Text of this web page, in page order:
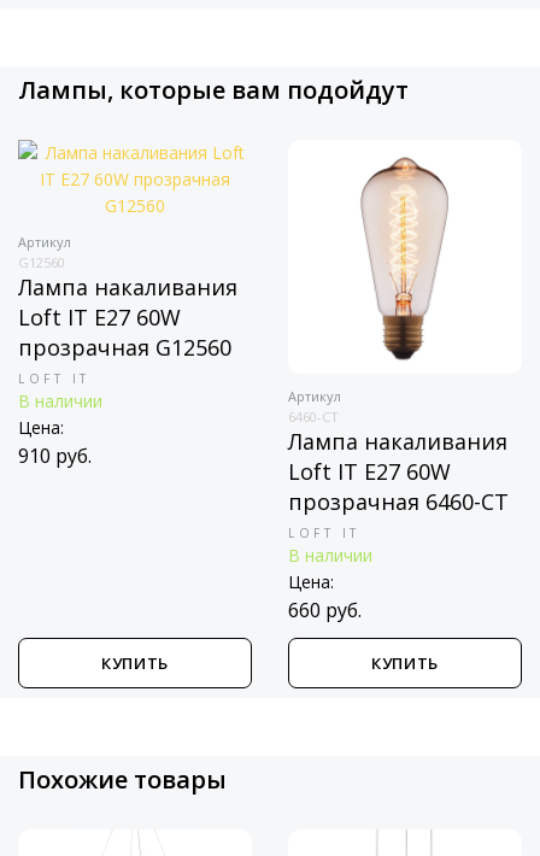
Лампы, которые вам подойдут
Артикул
G12560
Лампа накаливания
Loft IT E27 60W
прозрачная G12560
LOFT IT
В наличии
Цена:
910 руб.
КУПИТЬ
Артикул
6460-CT
Лампа накаливания
Loft IT E27 60W
прозрачная 6460-CT
LOFT IT
В наличии
Цена:
660 руб.
КУПИТЬ
Похожие товары